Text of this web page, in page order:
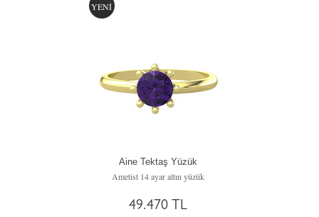
YENİ
Aine Tektaş Yüzük
Ametist 14 ayar altın yüzük
49.470 TL